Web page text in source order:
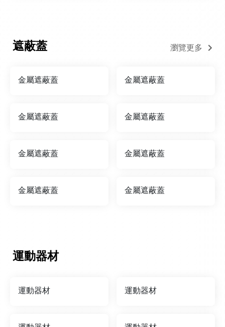
遮蔽蓋 瀏覽更多
金屬遮蔽蓋 金屬遮蔽蓋
金屬遮蔽蓋 金屬遮蔽蓋
金屬遮蔽蓋 金屬遮蔽蓋
金屬遮蔽蓋 金屬遮蔽蓋
運動器材
運動器材 運動器材